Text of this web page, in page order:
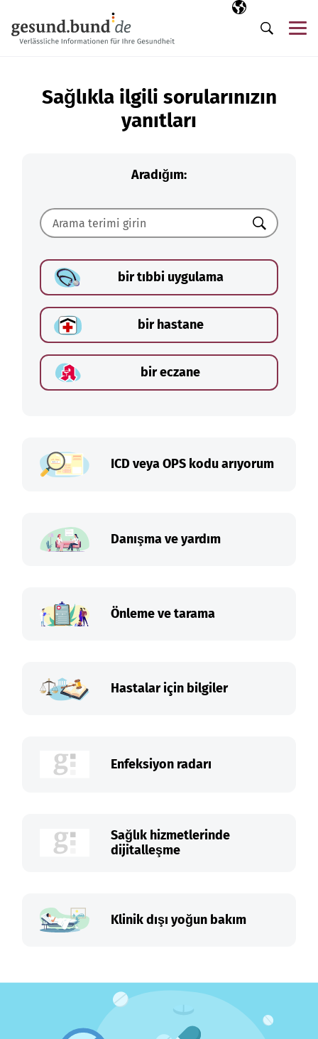
Seçili dil
TR
Arama
Sağlıkla ilgili sorularınızın
yanıtları
Aradığım:
Ara
bir tıbbi uygulama
bir hastane
bir eczane
ICD veya OPS kodu arıyorum
Danışma ve yardım
Önleme ve tarama
Hastalar için bilgiler
Enfeksiyon radarı
Sağlık hizmetlerinde
dijitalleşme
Klinik dışı yoğun bakım